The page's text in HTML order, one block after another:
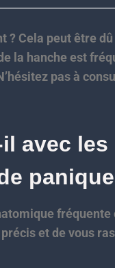
? Cela peut être
la hanche est
pas à
avec
et de vous